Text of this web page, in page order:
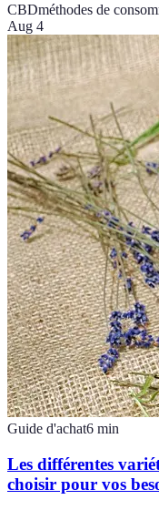
CBDméthodes de
Aug 4
Guide d'achat6 min
Les différentes
choisir pour vos